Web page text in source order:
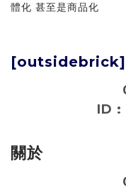
體化 甚至是商品化
[outsidebrick]
ID
關於